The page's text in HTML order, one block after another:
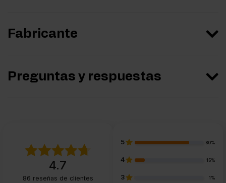
Fabricante
Preguntas y respuestas
4.7
86 reseñas de clientes
5 80%
4 15%
3 1%